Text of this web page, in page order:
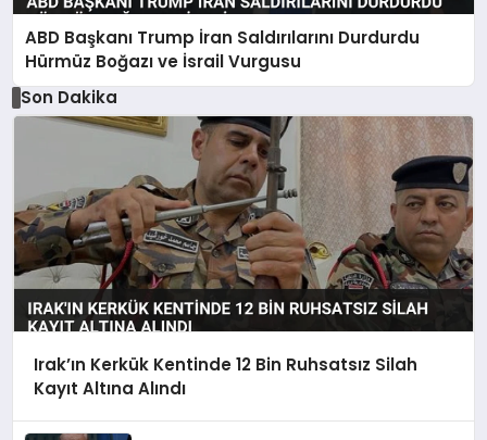
ABD Başkanı Trump İran Saldırılarını Durdurdu
Hürmüz Boğazı ve İsrail Vurgusu
Son Dakika
Irak’ın Kerkük Kentinde 12 Bin Ruhsatsız Silah
Kayıt Altına Alındı